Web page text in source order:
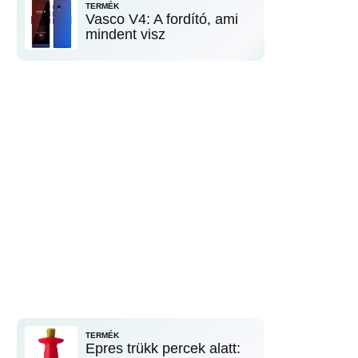
TERMÉK
Vasco V4: A fordító, ami
mindent visz
TERMÉK
Epres trükk percek alatt: